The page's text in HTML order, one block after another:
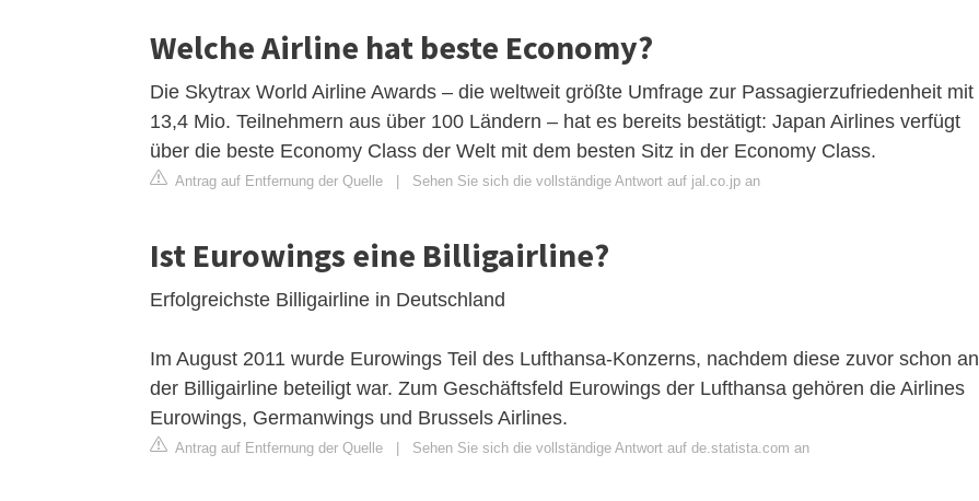
Welche Airline hat beste Economy?
Die Skytrax World Airline Awards – die weltweit größte Umfrage zur Passagierzufriedenheit mit
13,4 Mio. Teilnehmern aus über 100 Ländern – hat es bereits bestätigt: Japan Airlines verfügt
über die beste Economy Class der Welt mit dem besten Sitz in der Economy Class.
Antrag auf Entfernung der Quelle | Sehen Sie sich die vollständige Antwort auf jal.co.jp an
Ist Eurowings eine Billigairline?
Erfolgreichste Billigairline in Deutschland
Im August 2011 wurde Eurowings Teil des Lufthansa-Konzerns, nachdem diese zuvor schon an
der Billigairline beteiligt war. Zum Geschäftsfeld Eurowings der Lufthansa gehören die Airlines
Eurowings, Germanwings und Brussels Airlines.
Antrag auf Entfernung der Quelle | Sehen Sie sich die vollständige Antwort auf de.statista.com an